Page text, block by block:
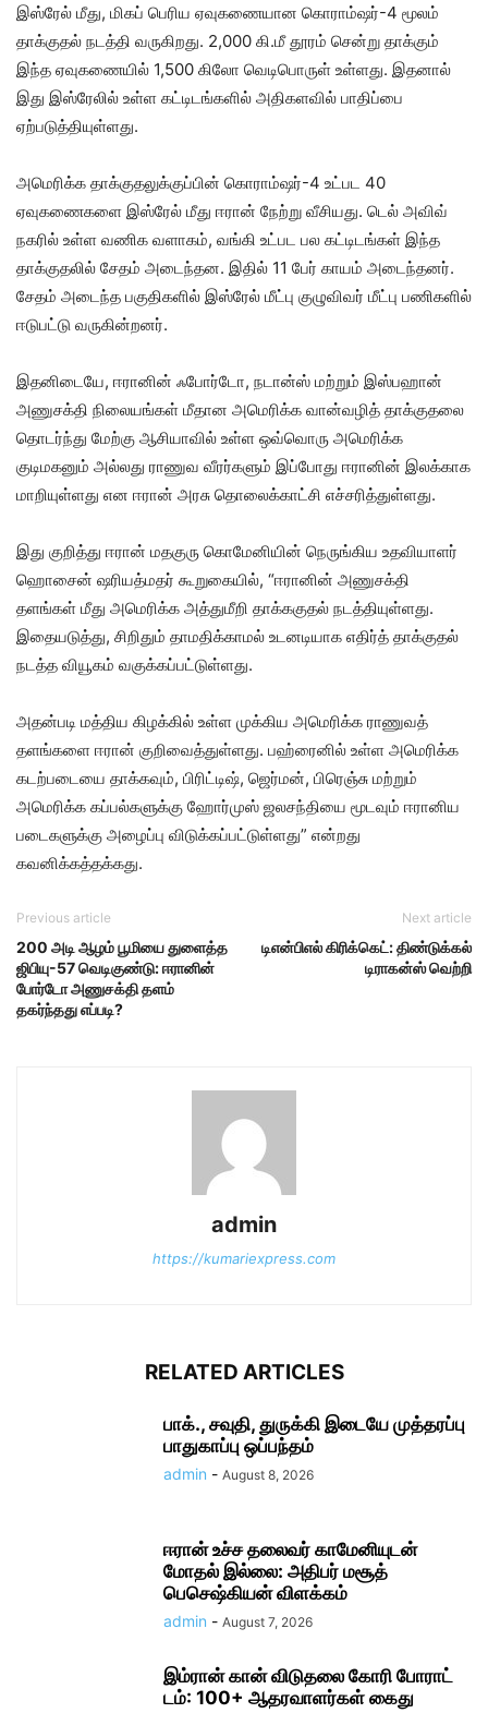
இஸ்ரேல் மீது, மிகப் பெரிய ஏவுகணையான கொராம்ஷர்-4 மூலம்
தாக்குதல் நடத்தி வருகிறது. 2,000 கி.மீ தூரம் சென்று தாக்கும்
இந்த ஏவுகணையில் 1,500 கிலோ வெடிபொருள் உள்ளது. இதனால்
இது இஸ்ரேலில் உள்ள கட்டிடங்களில் அதிகளவில் பாதிப்பை
ஏற்படுத்தியுள்ளது.
அமெரிக்க தாக்குதலுக்குப்பின் கொராம்ஷர்-4 உட்பட 40
ஏவுகணைகளை இஸ்ரேல் மீது ஈரான் நேற்று வீசியது. டெல் அவிவ்
நகரில் உள்ள வணிக வளாகம், வங்கி உட்பட பல கட்டிடங்கள் இந்த
தாக்குதலில் சேதம் அடைந்தன. இதில் 11 பேர் காயம் அடைந்தனர்.
சேதம் அடைந்த பகுதிகளில் இஸ்ரேல் மீட்பு குழுவிவர் மீட்பு பணிகளில்
ஈடுபட்டு வருகின்றனர்.
இதனிடையே, ஈரானின் ஃபோர்டோ, நடான்ஸ் மற்றும் இஸ்பஹான்
அணுசக்தி நிலையங்கள் மீதான அமெரிக்க வான்வழித் தாக்குதலை
தொடர்ந்து மேற்கு ஆசியாவில் உள்ள ஒவ்வொரு அமெரிக்க
குடிமகனும் அல்லது ராணுவ வீரர்களும் இப்போது ஈரானின் இலக்காக
மாறியுள்ளது என ஈரான் அரசு தொலைக்காட்சி எச்சரித்துள்ளது.
இது குறித்து ஈரான் மதகுரு கொமேனியின் நெருங்கிய உதவியாளர்
ஹொசைன் ஷரியத்மதர் கூறுகையில், “ஈரானின் அணுசக்தி
தளங்கள் மீது அமெரிக்க அத்துமீறி தாக்ககுதல் நடத்தியுள்ளது.
இதையடுத்து, சிறிதும் தாமதிக்காமல் உடனடியாக எதிர்த் தாக்குதல்
நடத்த வியூகம் வகுக்கப்பட்டுள்ளது.
அதன்படி மத்திய கிழக்கில் உள்ள முக்கிய அமெரிக்க ராணுவத்
தளங்களை ஈரான் குறிவைத்துள்ளது. பஹ்ரைனில் உள்ள அமெரிக்க
கடற்படையை தாக்கவும், பிரிட்டிஷ், ஜெர்மன், பிரெஞ்சு மற்றும்
அமெரிக்க கப்பல்களுக்கு ஹோர்முஸ் ஜலசந்தியை மூடவும் ஈரானிய
படைகளுக்கு அழைப்பு விடுக்கப்பட்டுள்ளது” என்றது
கவனிக்கத்தக்கது.
Previous article
200 அடி ஆழம் பூமியை துளைத்த
ஜிபியு-57 வெடிகுண்டு: ஈரானின்
போர்டோ அணுசக்தி தளம்
தகர்ந்தது எப்படி?
Next article
டிஎன்பிஎல் கிரிக்கெட்: திண்டுக்கல்
டிராகன்ஸ் வெற்றி
admin
https://kumariexpress.com
RELATED ARTICLES
பாக்., சவுதி, துருக்கி இடையே முத்தரப்பு
பாதுகாப்பு ஒப்பந்தம்
admin - August 8, 2026
ஈரான் உச்ச தலை​வர் காமேனியுடன்
மோதல் இல்லை: அதிபர் மசூத்
பெசெஷ்கியன் விளக்கம்
admin - August 7, 2026
இம்ரான் கான் விடுதலை கோரி போராட்​
டம்: 100+ ஆதரவாளர்கள் கைது